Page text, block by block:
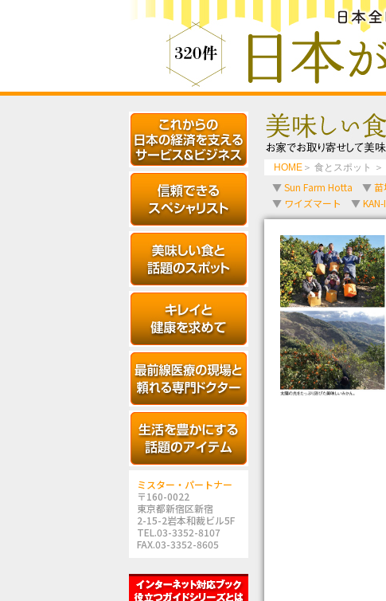
ミスター・パートナー
〒160-0022
東京都新宿区新宿
2-15-2岩本和裁ビル5F
TEL.03-3352-8107
FAX.03-3352-8605
HOME ＞ 食とスポット ＞
▼Sun Farm Hotta ▼苗
▼ ワイズマート ▼KAN-